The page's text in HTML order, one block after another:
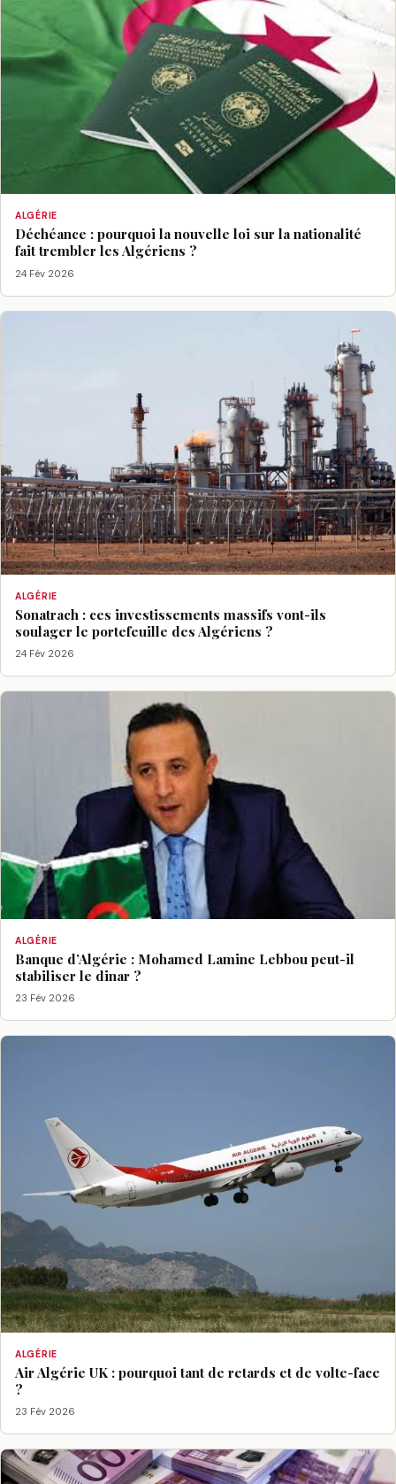
ALGÉRIE
Déchéance : pourquoi la nouvelle loi sur la nationalité
fait trembler les Algériens ?
24 Fév 2026
ALGÉRIE
Sonatrach : ces investissements massifs vont-ils
soulager le portefeuille des Algériens ?
24 Fév 2026
ALGÉRIE
Banque d’Algérie : Mohamed Lamine Lebbou peut-il
stabiliser le dinar ?
23 Fév 2026
ALGÉRIE
Air Algérie UK : pourquoi tant de retards et de volte-face
?
23 Fév 2026